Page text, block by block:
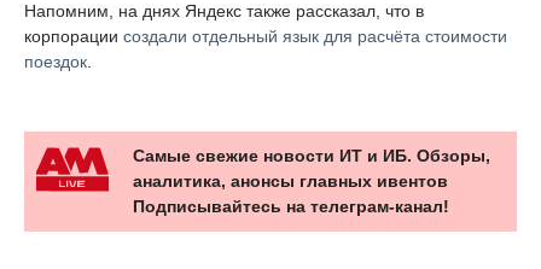
Напомним, на днях Яндекс также рассказал, что в
корпорации создали отдельный язык для расчёта стоимости
поездок.
Самые свежие новости ИТ и ИБ. Обзоры,
аналитика, анонсы главных ивентов
Подписывайтесь на телеграм-канал!